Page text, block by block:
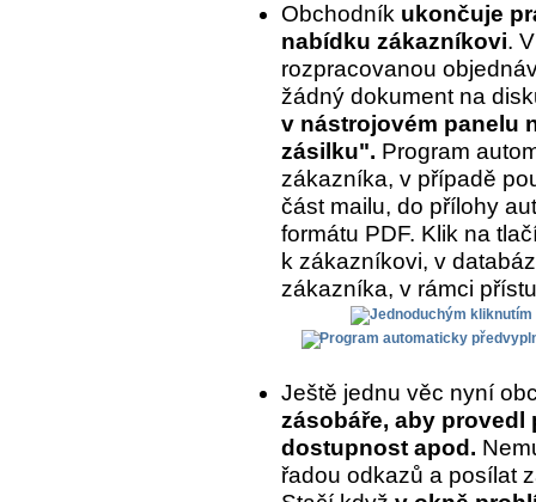
Obchodník ukončuje
nabídku zákazníkovi.
rozpracovanou
žádný dokument na
v nástrojovém panelu
zásilku". Program
zákazníka, v případě
část mailu, do přílohy
formátu PDF. Klik na
k zákazníkovi, v
zákazníka, v rámci
Ještě jednu věc nyní
zásobáře, aby
dostupnost apod.
řadou odkazů a posílat